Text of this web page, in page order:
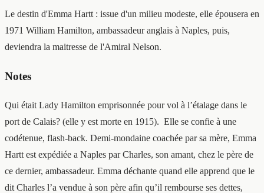
Le destin d'Emma Hartt : issue d'un milieu modeste, elle épousera en
1971 William Hamilton, ambassadeur anglais à Naples, puis,
deviendra la maitresse de l'Amiral Nelson.
Notes
Qui était Lady Hamilton emprisonnée pour vol à l’étalage dans le
port de Calais? (elle y est morte en 1915). Elle se confie à une
codétenue, flash-back. Demi-mondaine coachée par sa mère, Emma
Hartt est expédiée a Naples par Charles, son amant, chez le père de
ce dernier, ambassadeur. Emma déchante quand elle apprend que le
dit Charles l’a vendue à son père afin qu’il rembourse ses dettes,